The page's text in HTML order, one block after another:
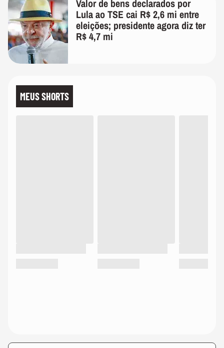
Valor de bens declarados por
Lula ao TSE cai R$ 2,6 mi entre
eleições; presidente agora diz ter
R$ 4,7 mi
MEUS SHORTS